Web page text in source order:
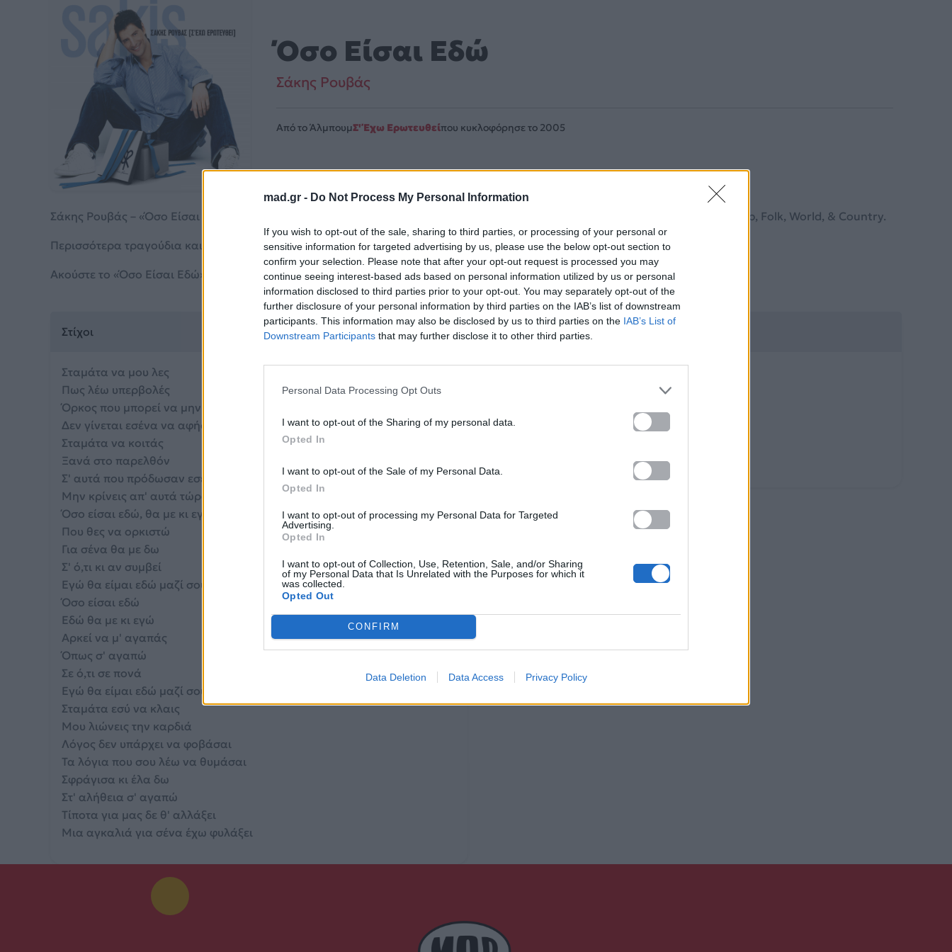
mad.gr - Do Not Process My Personal Information
If you wish to opt-out of the sale, sharing to third parties, or processing of your personal or
sensitive information for targeted advertising by us, please use the below opt-out section to
confirm your selection. Please note that after your opt-out request is processed you may
continue seeing interest-based ads based on personal information utilized by us or personal
information disclosed to third parties prior to your opt-out. You may separately opt-out of the
further disclosure of your personal information by third parties on the IAB’s list of downstream
participants. This information may also be disclosed by us to third parties on the IAB’s List of
Downstream Participants that may further disclose it to other third parties.
Personal Data Processing Opt Outs
I want to opt-out of the Sharing of my personal data.
Opted In
I want to opt-out of the Sale of my Personal Data.
Opted In
I want to opt-out of processing my Personal Data for Targeted
Advertising.
Opted In
I want to opt-out of Collection, Use, Retention, Sale, and/or Sharing
of my Personal Data that Is Unrelated with the Purposes for which it
was collected.
Opted Out
CONFIRM
Data Deletion Data Access Privacy Policy
Όσο Είσαι Εδώ
Σάκης Ρουβάς
Από το ΆλμπουμΣ' Έχω Ερωτευθείπου κυκλοφόρησε το 2005
Σάκης Ρουβάς – «Όσο Είσαι Εδώ» (2005). Περιλαμβάνεται στο άλμπουμ «Σ' Έχω Ερωτευθεί». Μουσικά κινείται στο ύφος Rock, Pop, Folk, World, & Country.
Περισσότερα τραγούδια και πληροφορίες στησελίδα στο Mad.gr.
Ακούστε το «Όσο Είσαι Εδώ» σε Spotify, YouTube και στο Mad.gr.
Στίχοι
Σταμάτα να μου λες
Πως λέω υπερβολές
Όρκος που μπορεί να μην κρατήσω
Δεν γίνεται εσένα να αφήσω
Σταμάτα να κοιτάς
Ξανά στο παρελθόν
Σ' αυτά που πρόδωσαν εσένα
Μην κρίνεις απ' αυτά τώρα κι εμένα
Όσο είσαι εδώ, θα με κι εγώ
Που θες να ορκιστώ
Για σένα θα με δω
Σ' ό,τι κι αν συμβεί
Εγώ θα είμαι εδώ μαζί σου
Όσο είσαι εδώ
Εδώ θα με κι εγώ
Αρκεί να μ' αγαπάς
Όπως σ' αγαπώ
Σε ό,τι σε πονά
Εγώ θα είμαι εδώ μαζί σου
Σταμάτα εσύ να κλαις
Μου λιώνεις την καρδιά
Λόγος δεν υπάρχει να φοβάσαι
Τα λόγια που σου λέω να θυμάσαι
Σφράγισα κι έλα δω
Στ' αλήθεια σ' αγαπώ
Τίποτα για μας δε θ' αλλάξει
Μια αγκαλιά για σένα έχω φυλάξει
Ακούστε στο Spotify